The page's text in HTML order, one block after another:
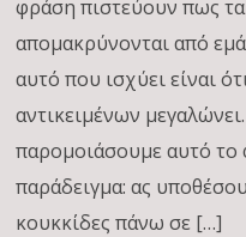
φράση πιστεύουν πως τα
απομακρύνονται από
αυτό που ισχύει είναι
αντικειμένων
παρομοιάσουμε αυτό το
παράδειγμα: ας
κουκκίδες πάνω σε […]